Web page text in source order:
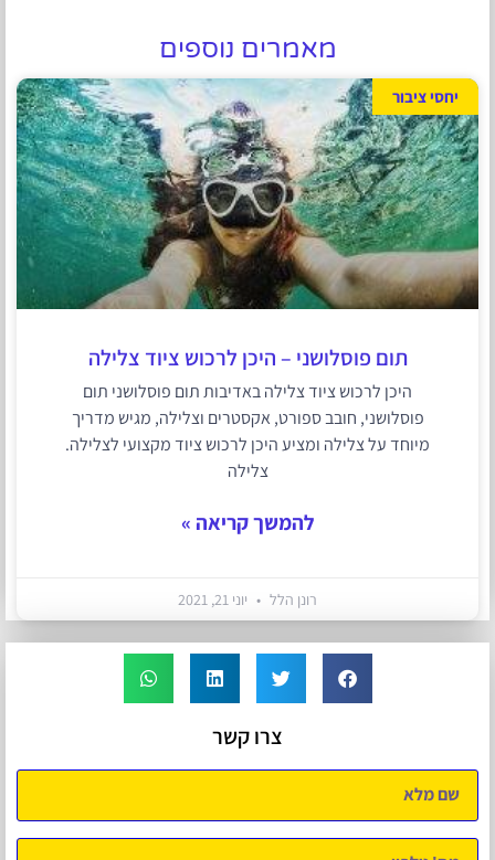
מאמרים נוספים
יחסי ציבור
תום פוסלושני – היכן לרכוש ציוד צלילה
היכן לרכוש ציוד צלילה באדיבות תום פוסלושני תום
פוסלושני, חובב ספורט, אקסטרים וצלילה, מגיש מדריך
מיוחד על צלילה ומציע היכן לרכוש ציוד מקצועי לצלילה.
צלילה
להמשך קריאה »
רונן הלל יוני 21, 2021
צרו קשר